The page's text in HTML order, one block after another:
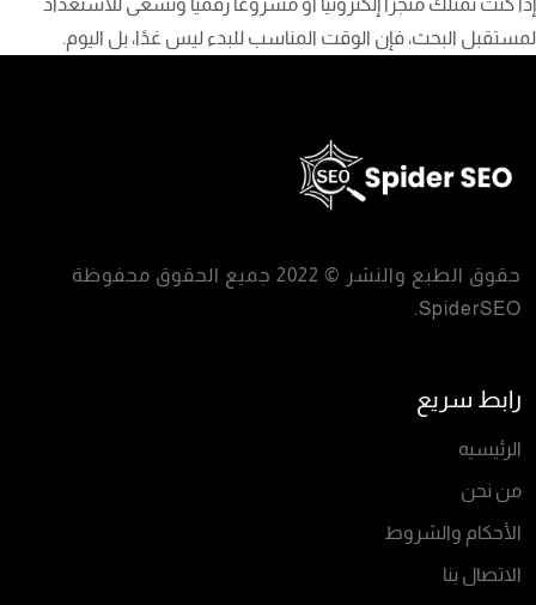
إذا كنت تمتلك متجرًا إلكترونيًا أو مشروعًا رقميًا وتسعى للاستعداد
لمستقبل البحث، فإن الوقت المناسب للبدء ليس غدًا، بل اليوم.
حقوق الطبع والنشر © 2022 جميع الحقوق محفوظة
SpiderSEO
رابط سريع
الرئيسيه
من نحن
الأحكام والشروط
الاتصال بنا